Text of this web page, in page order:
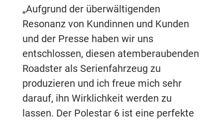
„Aufgrund der überwältigenden
Resonanz von Kundinnen und Kunden
und der Presse haben wir uns
entschlossen, diesen atemberaubenden
Roadster als Serienfahrzeug zu
produzieren und ich freue mich sehr
darauf, ihn Wirklichkeit werden zu
lassen. Der Polestar 6 ist eine perfekte